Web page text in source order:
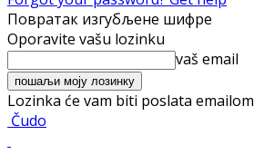
Повратак изгубљене шифре
Oporavite vašu lozinku
vaš email
Lozinka će vam biti poslata emailom
Čudo